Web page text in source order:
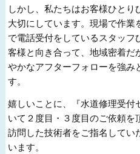
しかし、私たちはお客様ひと
大切にしています。現場で作
で電話受付をしているスタッ
客様と向き合って、地域密着
やかなアフターフォローを強み
す。
嬉しいことに、『水道修理受
いて２度目・３度目のご依頼
訪問した技術者をご指名して
います。